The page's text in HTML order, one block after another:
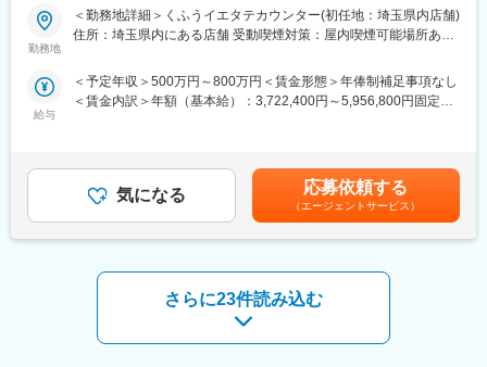
・マーケティングチームと連携した集客施策の実行や運用推進な
ど
■過去入社事例
今後も各地に出店を予定しているため、店舗立上げ初期からコア
メンバーとして携わることができ、「家を建てる」という人生で
も大きなイベントに関わるやりがいのある仕事です。
■採用背景
ベーションを検討している方が、希望に合ったベストパートナー
を見つけるための無料相談＆住宅会社紹介サービスです。2025年
4月現在、静岡県内に6店舗、愛知県内に4店舗、山梨県・栃木
県・群馬県・千葉県内に1店舗ずつを展開しており、うち5店舗は
家づくりの総合相談窓口『くふうイエタテカウンター』のエリア
マネージャー候補を募集します。店舗スタッフや1店舗の店長を経
はエリアマネージャーを担っていただく予定です。
・住宅会社への紹介
・面談日時の設定
・相談後のお客様、住宅会社のフォロー(お電話、LINE@)
※入社後、約2-3ヶ月間は研修を行います。座学研修、先輩の商談
らの商談を経て独り立ちとなります。
・店舗運営
勤務地
＜勤務地詳細＞くふうイエタテカウンター(初任地：埼玉県内店舗)
住所：埼玉県内にある店舗 受動喫煙対策：屋内喫煙可能場所あり
給与
＜予定年収＞500万円～800万円＜賃金形態＞年俸制補足事項なし
＜賃金内訳＞年額（基本給）：3,722,400円～5,956,800円固定残
残業手当＞有＜給与補足＞※上記年収には、45時間分のみなし残
業代を含む※詳細は、経験・能力を考慮した上で決定■給与改定：
年2回（4月、10月）賃金はあくまでも目安の金額であり、選考を
通じて上下する可能性があります。月給(月額)は固定手当を含めた
気になる 応募依頼する
（エージェントサービス）
さらに23件読み込む